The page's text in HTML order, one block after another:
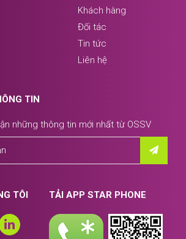
Khách hàng
Đối tác
Tin tức
Liên hệ
TIN
những thông tin mới nhất từ OSSV
TÔI TẢI APP STAR PHONE